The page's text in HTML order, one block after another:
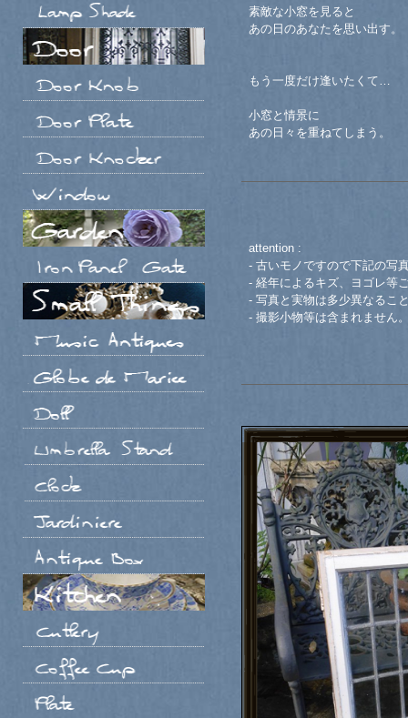
素敵な小窓を見ると
あの日のあなたを思い出す。
もう一度だけ逢いたくて…
小窓と情景に
あの日々を重ねてしまう。
attention :
- 古いモノですので下記の写
- 経年によるキズ、ヨゴレ等
- 写真と実物は多少異なるこ
- 撮影小物等は含まれません